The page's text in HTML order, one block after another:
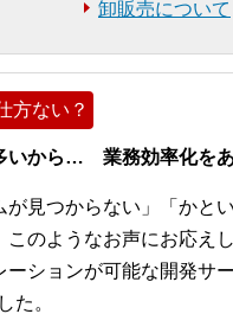
卸販売について
方ない？
いから… 業務効率化をあ
が見つからない」「かと
のようなお声にお応え
ションが可能な開発サ
た。